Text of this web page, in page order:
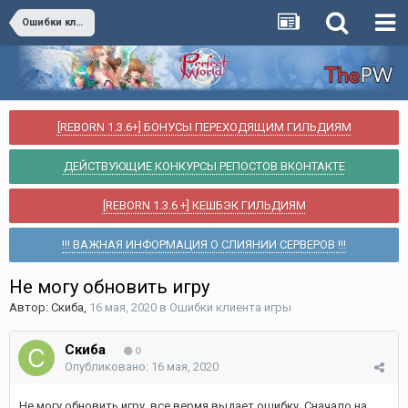
Ошибки клиента игры
[REBORN 1.3.6+] БОНУСЫ ПЕРЕХОДЯЩИМ ГИЛЬДИЯМ
ДЕЙСТВУЮЩИЕ КОНКУРСЫ РЕПОСТОВ ВКОНТАКТЕ
[REBORN 1.3.6 +] КЕШБЭК ГИЛЬДИЯМ
!!! ВАЖНАЯ ИНФОРМАЦИЯ О СЛИЯНИИ СЕРВЕРОВ !!!
Не могу обновить игру
Автор: Скиба, 16 мая, 2020 в Ошибки клиента игры
Скиба 0
Опубликовано: 16 мая, 2020